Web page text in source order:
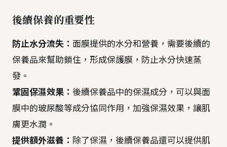
後續保養的重要性
防止水分流失： 面膜提供的水分和營養，需要後續的
保養品來幫助鎖住，形成保護膜，防止水分快速蒸
發。
鞏固保濕效果： 後續保養品中的保濕成分，可以與面
膜中的玻尿酸等成分協同作用，加強保濕效果，讓肌
膚更水潤。
提供額外滋養： 除了保濕，後續保養品還可以提供肌